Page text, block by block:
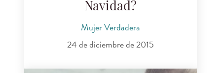
Navidad?
Mujer Verdadera
24 de diciembre de 2015